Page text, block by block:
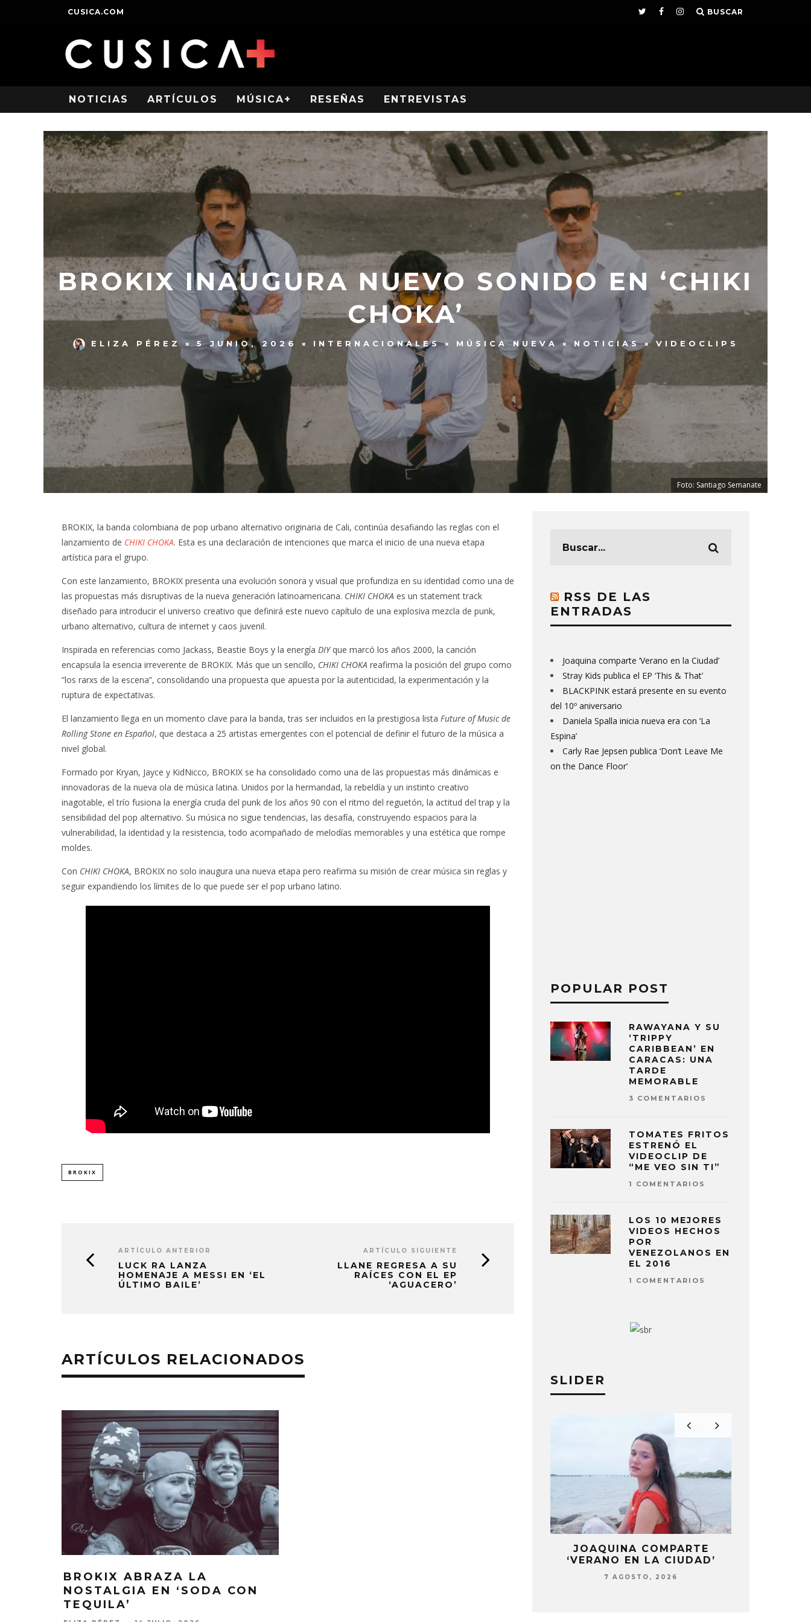
CUSICA.COM BUSCAR
NOTICIAS ARTÍCULOS MÚSICA+ RESEÑAS ENTREVISTAS
BROKIX INAUGURA NUEVO SONIDO EN ‘CHIKI
CHOKA’
ELIZA PÉREZ 5 JUNIO, 2026 INTERNACIONALES MÚSICA NUEVA NOTICIAS VIDEOCLIPS
Foto: Santiago Semanate
BROKIX, la banda colombiana de pop urbano alternativo originaria de Cali, continúa desafiando las reglas con el
lanzamiento de CHIKI CHOKA. Esta es una declaración de intenciones que marca el inicio de una nueva etapa
artística para el grupo.
Con este lanzamiento, BROKIX presenta una evolución sonora y visual que profundiza en su identidad como una de
las propuestas más disruptivas de la nueva generación latinoamericana. CHIKI CHOKA es un statement track
diseñado para introducir el universo creativo que definirá este nuevo capítulo de una explosiva mezcla de punk,
urbano alternativo, cultura de internet y caos juvenil.
Inspirada en referencias como Jackass, Beastie Boys y la energía DIYque marcó los años 2000, la canción
encapsula la esencia irreverente de BROKIX. Más que un sencillo, CHIKI CHOKA reafirma la posición del grupo como
“los rarxs de la escena”, consolidando una propuesta que apuesta por la autenticidad, la experimentación y la
ruptura de expectativas.
El lanzamiento llega en un momento clave para la banda, tras ser incluidos en la prestigiosa lista Future of Music de
Rolling Stone en Español, que destaca a 25 artistas emergentes con el potencial de definir el futuro de la música a
nivel global.
Formado por Kryan, Jayce y KidNicco, BROKIX se ha consolidado como una de las propuestas más dinámicas e
innovadoras de la nueva ola de música latina. Unidos por la hermandad, la rebeldía y un instinto creativo
inagotable, el trío fusiona la energía cruda del punk de los años 90 con el ritmo del reguetón, la actitud del trap y la
sensibilidad del pop alternativo. Su música no sigue tendencias, las desafía, construyendo espacios para la
vulnerabilidad, la identidad y la resistencia, todo acompañado de melodías memorables y una estética que rompe
moldes.
Con CHIKI CHOKA, BROKIX no solo inaugura una nueva etapa pero reafirma su misión de crear música sin reglas y
seguir expandiendo los límites de lo que puede ser el pop urbano latino.
BROKIX
ARTÍCULO ANTERIOR
LUCK RA LANZA
HOMENAJE A MESSI EN ‘EL
ÚLTIMO BAILE’
ARTÍCULO SIGUIENTE
LLANE REGRESA A SU
RAÍCES CON EL EP
‘AGUACERO’
ARTÍCULOS RELACIONADOS
BROKIX ABRAZA LA
NOSTALGIA EN ‘SODA CON
TEQUILA’
RSS DE LAS
ENTRADAS
Joaquina comparte ‘Verano en la Ciudad’
Stray Kids publica el EP ‘This & That’
BLACKPINK estará presente en su evento
del 10º aniversario
Daniela Spalla inicia nueva era con ‘La
Espina’
Carly Rae Jepsen publica ‘Don’t Leave Me
on the Dance Floor’
POPULAR POST
RAWAYANA Y SU
‘TRIPPY
CARIBBEAN’ EN
CARACAS: UNA
TARDE
MEMORABLE
3 COMENTARIOS
TOMATES FRITOS
ESTRENÓ EL
VIDEOCLIP DE
“ME VEO SIN TI”
1 COMENTARIOS
LOS 10 MEJORES
VIDEOS HECHOS
POR
VENEZOLANOS EN
EL 2016
1 COMENTARIOS
SLIDER
JOAQUINA COMPARTE
‘VERANO EN LA CIUDAD’
7 AGOSTO, 2026